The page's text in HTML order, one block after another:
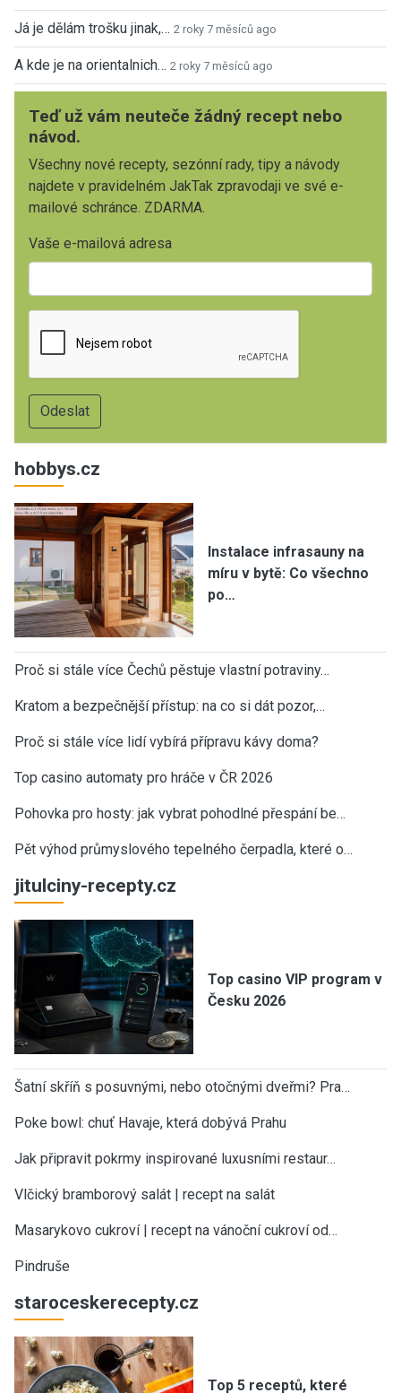
Já je dělám trošku jinak,… 2 roky 7 měsíců ago
A kde je na orientalnich… 2 roky 7 měsíců ago
Teď už vám neuteče žádný recept nebo
návod.
Všechny nové recepty, sezónní rady, tipy a návody
najdete v pravidelném JakTak zpravodaji ve své e-
mailové schránce. ZDARMA.
Vaše e-mailová adresa
hobbys.cz
Instalace infrasauny na
míru v bytě: Co všechno
po…
Proč si stále více Čechů pěstuje vlastní potraviny…
Kratom a bezpečnější přístup: na co si dát pozor,…
Proč si stále více lidí vybírá přípravu kávy doma?
Top casino automaty pro hráče v ČR 2026
Pohovka pro hosty: jak vybrat pohodlné přespání be…
Pět výhod průmyslového tepelného čerpadla, které o…
jitulciny-recepty.cz
Top casino VIP program v
Česku 2026
Šatní skříň s posuvnými, nebo otočnými dveřmi? Pra…
Poke bowl: chuť Havaje, která dobývá Prahu
Jak připravit pokrmy inspirované luxusními restaur…
Vlčický bramborový salát | recept na salát
Masarykovo cukroví | recept na vánoční cukroví od…
Pindruše
staroceskerecepty.cz
Top 5 receptů, které